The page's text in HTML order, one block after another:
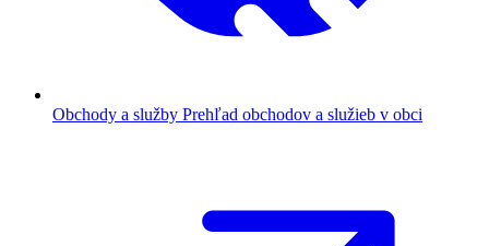
Obchody a služby Prehľad obchodov a služieb v obci